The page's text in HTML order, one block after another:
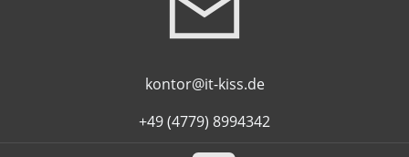
kontor@it-kiss.de
+49 (4779) 8994342